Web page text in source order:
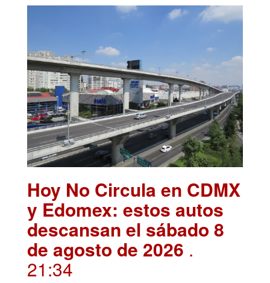
Hoy No Circula en CDMX
y Edomex: estos autos
descansan el sábado 8
de agosto de 2026 .
21:34